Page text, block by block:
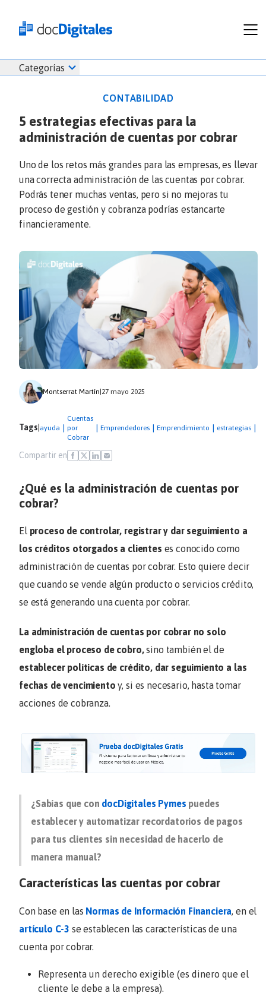
Empresas
Prueba Gratis
Iniciar Sesión
Ventas 686 520 0479
Iniciar
sesión
Línea
docDigitales
Categorías
Inicio
Nómina
Emprendimiento
Noticias
Comunicados
CONTABILIDAD
5 estrategias efectivas para la
administración de cuentas por cobrar
Uno de los retos más grandes para las empresas, es llevar
una correcta administración de las cuentas por cobrar.
Podrás tener muchas ventas, pero si no mejoras tu
proceso de gestión y cobranza podrías estancarte
financieramente.
Montserrat Martín 27 mayo 2025
Tags ayuda
Cuentas
por
Cobrar
Emprendedores Emprendimiento estrategias
Compartir en
¿Qué es la administración de cuentas por
cobrar?
Elproceso de controlar, registrar y dar seguimiento a
los créditos otorgados a clientes es conocido como
administración de cuentas por cobrar. Esto quiere decir
que cuando se vende algún producto o servicios crédito,
se está generando una cuenta por cobrar.
La administración de cuentas por cobrar no solo
engloba el proceso de cobro, sino también el de
establecer políticas de crédito, dar seguimiento a las
fechas de vencimiento y, si es necesario, hasta tomar
acciones de cobranza.
¿Sabías que con docDigitales Pymes puedes
establecer y automatizar recordatorios de pagos
para tus clientes sin necesidad de hacerlo de
manera manual?
Características las cuentas por cobrar
Con base en las Normas de Información Financiera, en el
artículo C-3 se establecen las características de una
cuenta por cobrar.
Representa un derecho exigible (es dinero que el
cliente le debe a la empresa).